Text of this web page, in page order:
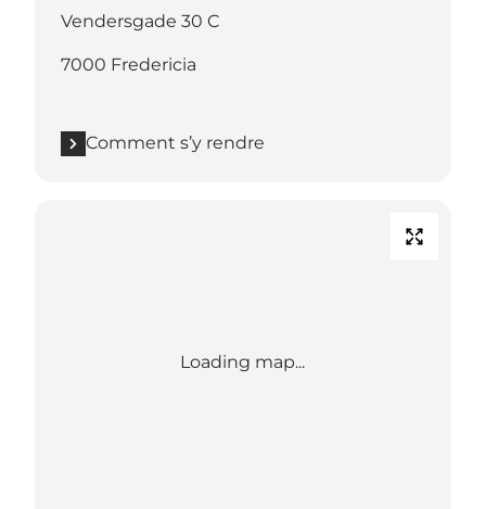
Vendersgade 30 C
7000 Fredericia
Comment s’y rendre
Loading map...